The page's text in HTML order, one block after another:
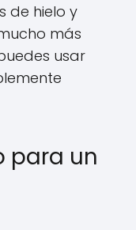
de hielo y
más
usar
para un